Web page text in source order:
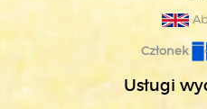
Członek
Usługi